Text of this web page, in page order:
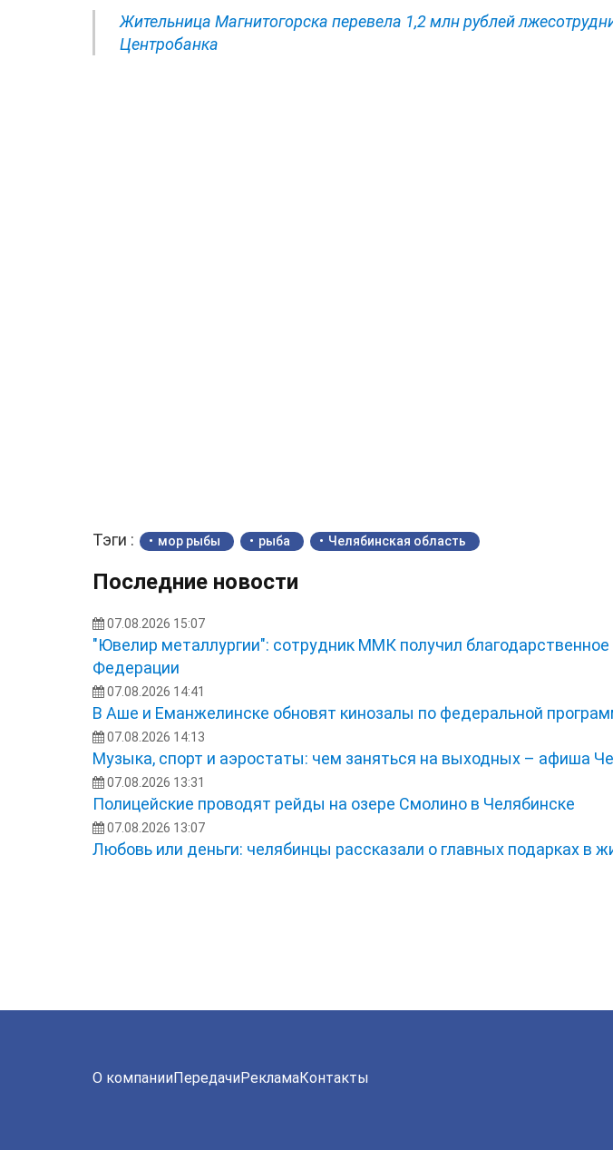
Жительница Магнитогорска перевела 1,2 млн рублей
Центробанка
Тэги : мор рыбы рыба Челябинская область
Последние новости
07.08.2026 15:07
"Ювелир металлургии": сотрудник ММК получил
Федерации
07.08.2026 14:41
В Аше и Еманжелинске обновят кинозалы по федеральной
07.08.2026 14:13
Музыка, спорт и аэростаты: чем заняться на выходных – афиша
07.08.2026 13:31
Полицейские проводят рейды на озере Смолино в Челябинске
07.08.2026 13:07
Любовь или деньги: челябинцы рассказали о главных подарках в
О компанииПередачиРекламаКонтакты